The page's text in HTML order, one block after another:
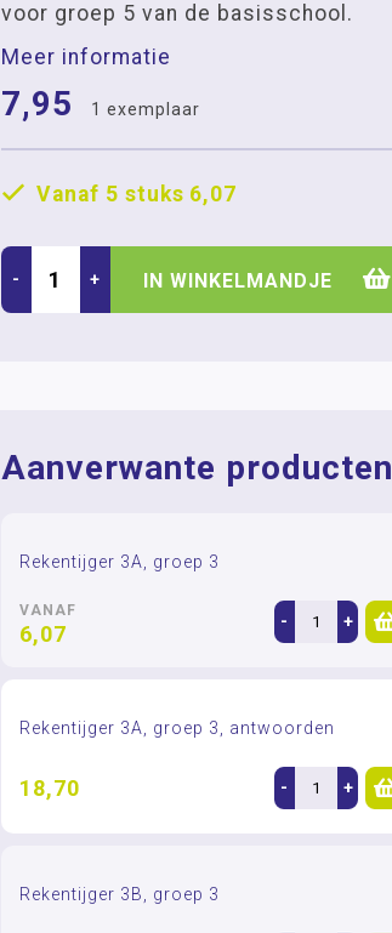
voor groep 5 van de basisschool.
Meer informatie
7,95 1 exemplaar
Vanaf 5 stuks 6,07
- + IN WINKELMANDJE
Aanverwante producten
Rekentijger 3A, groep 3
VANAF
6,07 - +
Rekentijger 3A, groep 3, antwoorden
18,70 - +
Rekentijger 3B, groep 3